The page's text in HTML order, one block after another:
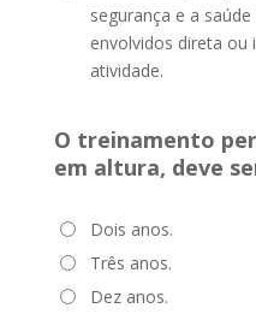
segurança e a
envolvidos direta ou
atividade.
O treinamento
em altura, deve
Dois anos.
Três anos.
Dez anos.